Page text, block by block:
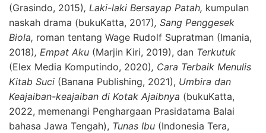
(Grasindo, 2015), Laki-laki Bersayap Patah, kumpulan
naskah drama (bukuKatta, 2017), Sang Penggesek
Biola, roman tentang Wage Rudolf Supratman (Imania,
2018), Empat Aku (Marjin Kiri, 2019), dan Terkutuk
(Elex Media Komputindo, 2020), Cara Terbaik Menulis
Kitab Suci (Banana Publishing, 2021), Umbira dan
Keajaiban-keajaiban di Kotak Ajaibnya (bukuKatta,
2022, memenangi Penghargaan Prasidatama Balai
bahasa Jawa Tengah), Tunas Ibu (Indonesia Tera,